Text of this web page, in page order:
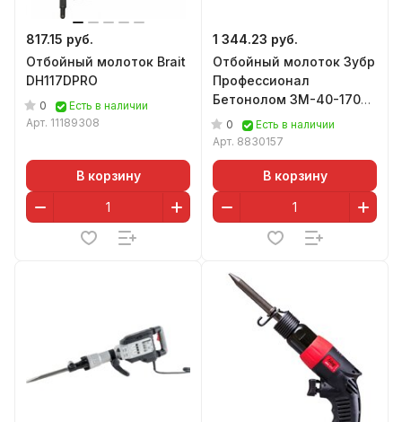
817.15 руб.
Отбойный молоток Brait
DH117DPRO
0
Есть в наличии
Арт. 11189308
В корзину
1 344.23 руб.
Отбойный молоток Зубр
Профессионал
Бетонолом ЗМ-40-1700
К 0
Есть в наличии
Арт. 8830157
В корзину